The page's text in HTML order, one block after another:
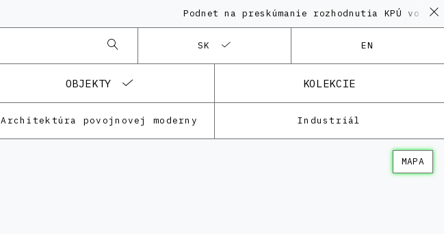
Podnet na preskúmanie rozhodnutia KPÚ vo veci
SK EN
OBJEKTY KOLEKCIE
Architektúra povojnovej moderny Industriál
MAPA